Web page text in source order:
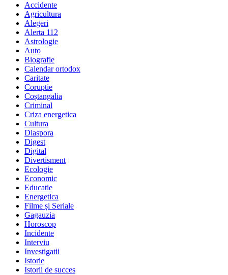
Accidente
Agricultura
Alegeri
Alerta 112
Astrologie
Auto
Biografie
Calendar ortodox
Caritate
Coruptie
Coștangalia
Criminal
Criza energetica
Cultura
Diaspora
Digest
Digital
Divertisment
Ecologie
Economic
Educatie
Energetica
Filme și Seriale
Gagauzia
Horoscop
Incidente
Interviu
Investigatii
Istorie
Istorii de succes